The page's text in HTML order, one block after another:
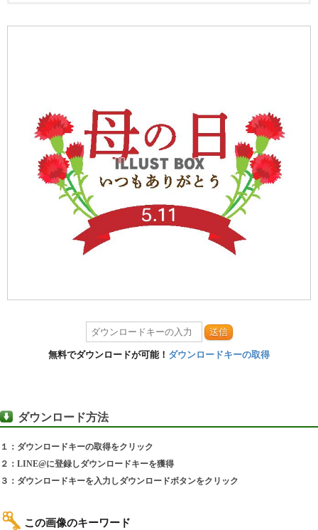
送信
無料でダウンロードが可能！ ダウンロードキーの取得
ダウンロード方法
１：ダウンロードキーの取得をクリック
２：LINE@に登録しダウンロードキーを獲得
３：ダウンロードキーを入力しダウンロードボタンをクリック
この画像のキーワード